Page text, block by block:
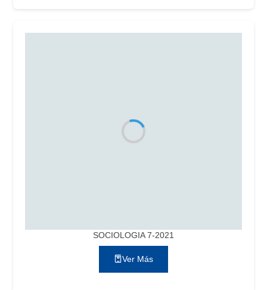
SOCIOLOGIA 7-2021
Ver Más